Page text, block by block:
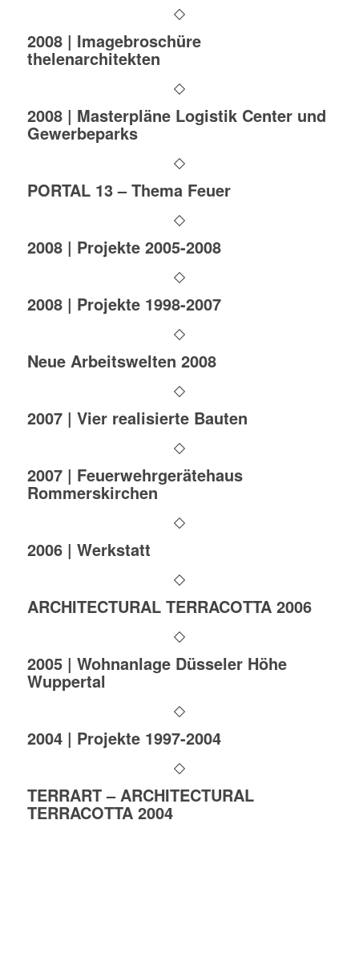
2008 | Imagebroschüre
thelenarchitekten
2008 | Masterpläne Logistik Center und
Gewerbeparks
PORTAL 13 – Thema Feuer
2008 | Projekte 2005-2008
2008 | Projekte 1998-2007
Neue Arbeitswelten 2008
2007 | Vier realisierte Bauten
2007 | Feuerwehrgerätehaus
Rommerskirchen
2006 | Werkstatt
ARCHITECTURAL TERRACOTTA 2006
2005 | Wohnanlage Düsseler Höhe
Wuppertal
2004 | Projekte 1997-2004
TERRART – ARCHITECTURAL
TERRACOTTA 2004